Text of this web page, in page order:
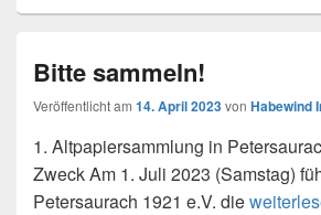
Bitte sammeln!
Veröffentlicht am 14. April 2023von Habewind
1. Altpapiersammlung in
Zweck Am 1. Juli 2023 (Samstag)
Petersaurach 1921 e.V. dieBitte